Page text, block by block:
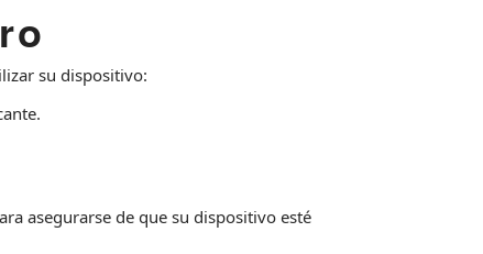
su dispositivo:
asegurarse de que su dispositivo esté